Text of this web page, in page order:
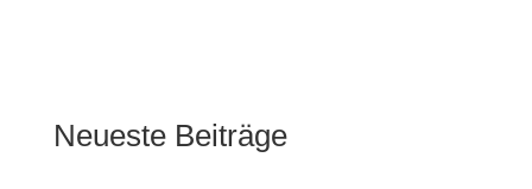
Neueste Beiträge